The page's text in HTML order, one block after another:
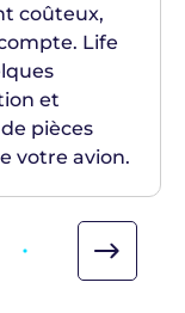
coûteux,
Life
et
pièces
votre avion.